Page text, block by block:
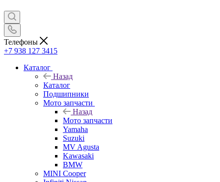
Телефоны
+7 938 127 3415
Каталог
Назад
Каталог
Подшипники
Мото запчасти
Назад
Мото запчасти
Yamaha
Suzuki
MV Agusta
Kawasaki
BMW
MINI Cooper